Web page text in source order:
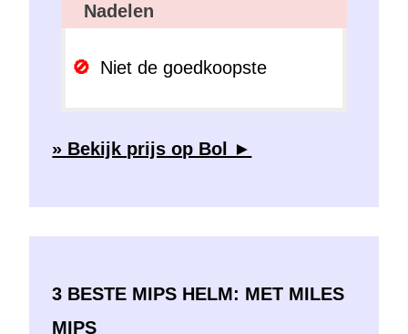
Nadelen
Niet de goedkoopste
» Bekijk prijs op Bol ►
3 BESTE MIPS HELM: MET MILES
MIPS